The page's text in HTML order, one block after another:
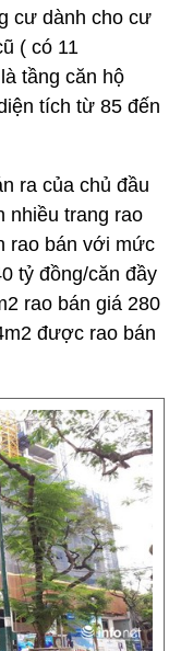
cư dành cho cư
( có 11
tầng căn hộ
tích từ 85 đến
ra của chủ đầu
nhiều trang rao
rao bán với mức
tỷ đồng/căn đầy
rao bán giá 280
được rao bán